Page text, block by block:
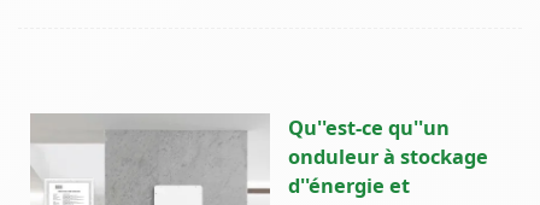
Qu''est-ce qu''un
onduleur à stockage
d''énergie et